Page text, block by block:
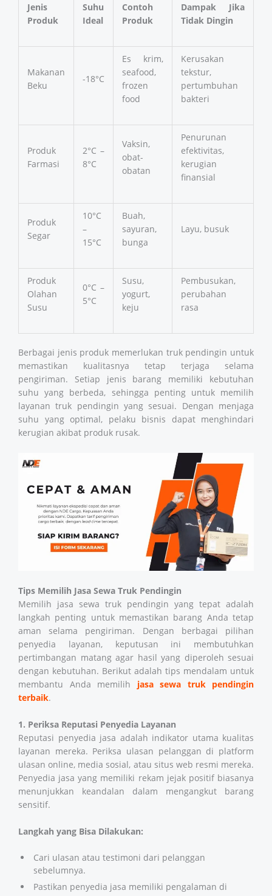
Jenis
Produk
Suhu
Ideal
Contoh
Produk
Dampak Jika
Tidak Dingin
Makanan
Beku
-18°C
Es krim,
seafood,
frozen
food
Kerusakan
tekstur,
pertumbuhan
bakteri
Produk
Farmasi
2°C –
8°C
Vaksin,
obat-
obatan
Penurunan
efektivitas,
kerugian
finansial
Produk
Segar
10°C
–
15°C
Buah,
sayuran,
bunga
Layu, busuk
Produk
Olahan
Susu
0°C –
5°C
Susu,
yogurt,
keju
Pembusukan,
perubahan
rasa
Berbagai jenis produk memerlukan truk pendingin untuk
memastikan kualitasnya tetap terjaga selama
pengiriman. Setiap jenis barang memiliki kebutuhan
suhu yang berbeda, sehingga penting untuk memilih
layanan truk pendingin yang sesuai. Dengan menjaga
suhu yang optimal, pelaku bisnis dapat menghindari
kerugian akibat produk rusak.
Tips Memilih Jasa Sewa Truk Pendingin
Memilih jasa sewa truk pendingin yang tepat adalah
langkah penting untuk memastikan barang Anda tetap
aman selama pengiriman. Dengan berbagai pilihan
penyedia layanan, keputusan ini membutuhkan
pertimbangan matang agar hasil yang diperoleh sesuai
dengan kebutuhan. Berikut adalah tips mendalam untuk
membantu Anda memilih jasa sewa truk pendingin
terbaik.
1. Periksa Reputasi Penyedia Layanan
Reputasi penyedia jasa adalah indikator utama kualitas
layanan mereka. Periksa ulasan pelanggan di platform
ulasan online, media sosial, atau situs web resmi mereka.
Penyedia jasa yang memiliki rekam jejak positif biasanya
menunjukkan keandalan dalam mengangkut barang
sensitif.
Langkah yang Bisa Dilakukan:
Cari ulasan atau testimoni dari pelanggan
sebelumnya.
Pastikan penyedia jasa memiliki pengalaman di